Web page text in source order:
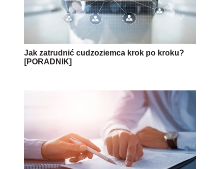
Jak zatrudnić cudzoziemca krok po kroku?
[PORADNIK]